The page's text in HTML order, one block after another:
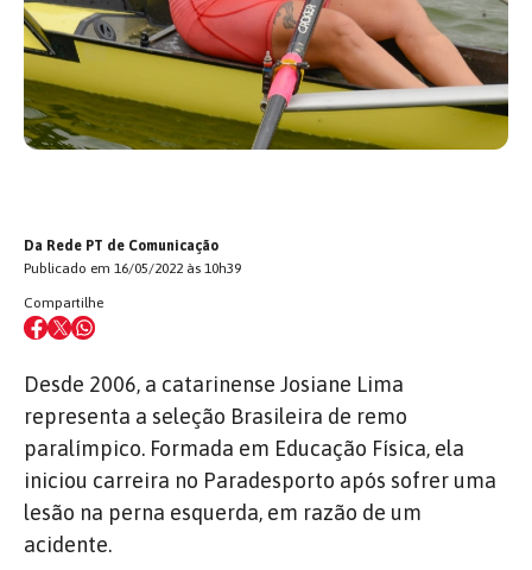
Da Rede PT de Comunicação
Publicado em 16/05/2022 às 10h39
Compartilhe
Desde 2006, a catarinense Josiane Lima
representa a seleção Brasileira de remo
paralímpico. Formada em Educação Física, ela
iniciou carreira no Paradesporto após sofrer uma
lesão na perna esquerda, em razão de um
acidente.